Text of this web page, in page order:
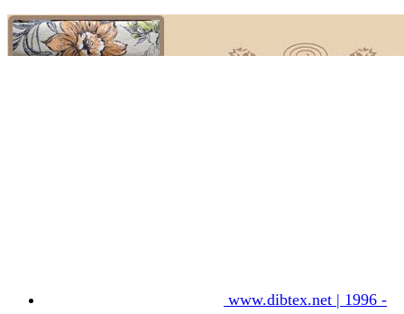
www.dibtex.net | 1996 -